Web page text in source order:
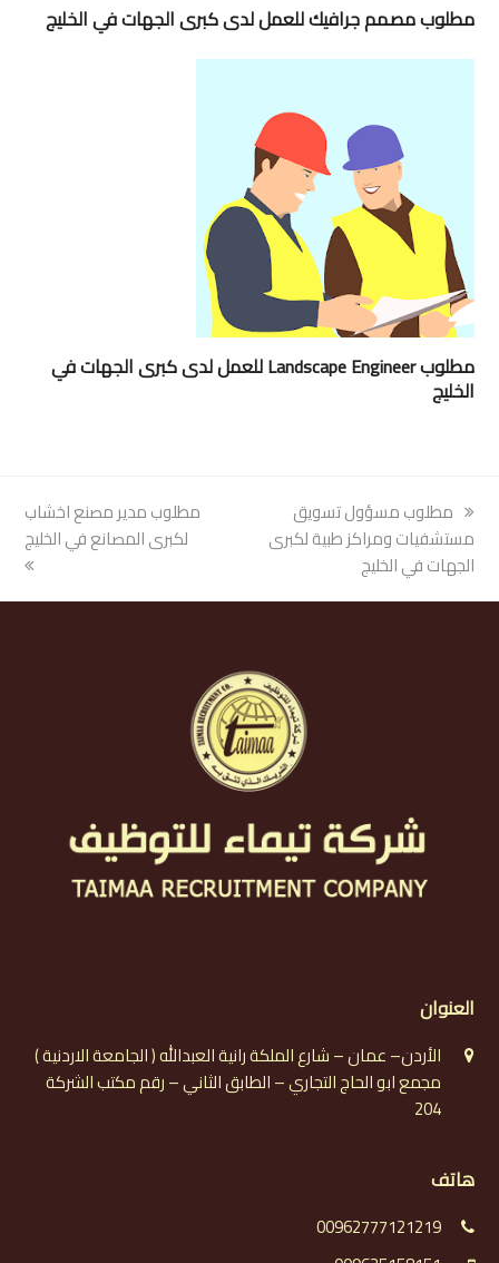
مطلوب مصمم جرافيك للعمل لدى كبرى الجهات في الخليج
مطلوب Landscape Engineer للعمل لدى كبرى الجهات في
الخليج
previous
post:
مطلوب مسؤول تسويق
مستشفيات ومراكز طبية لكبرى
الجهات في الخليج
next
post:
مطلوب مدير مصنع اخشاب
لكبرى المصانع في الخليج
العنوان
الأردن– عمان – شارع الملكة رانية العبدالله ( الجامعة الاردنية )
مجمع ابو الحاج التجاري – الطابق الثاني – رقم مكتب الشركة
204
هاتف
00962777121219